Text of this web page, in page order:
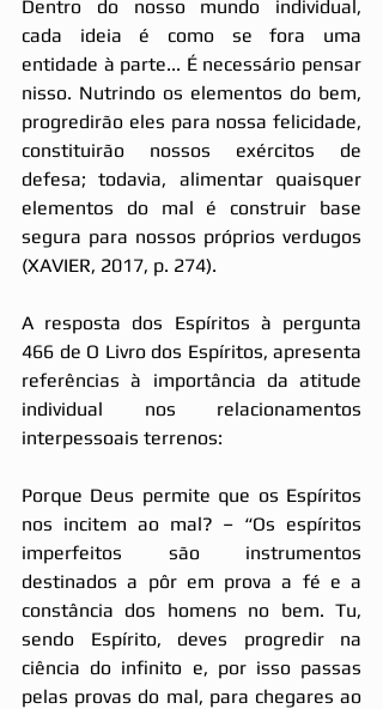
Dentro do nosso mundo individual,
cada ideia é como se fora uma
entidade à parte... É necessário pensar
nisso. Nutrindo os elementos do bem,
progredirão eles para nossa felicidade,
constituirão nossos exércitos de
defesa; todavia, alimentar quaisquer
elementos do mal é construir base
segura para nossos próprios verdugos
(XAVIER, 2017, p. 274).
A resposta dos Espíritos à pergunta
466 de O Livro dos Espíritos, apresenta
referências à importância da atitude
individual nos relacionamentos
interpessoais terrenos:
Porque Deus permite que os Espíritos
nos incitem ao mal? – “Os espíritos
imperfeitos são instrumentos
destinados a pôr em prova a fé e a
constância dos homens no bem. Tu,
sendo Espírito, deves progredir na
ciência do infinito e, por isso passas
pelas provas do mal, para chegares ao